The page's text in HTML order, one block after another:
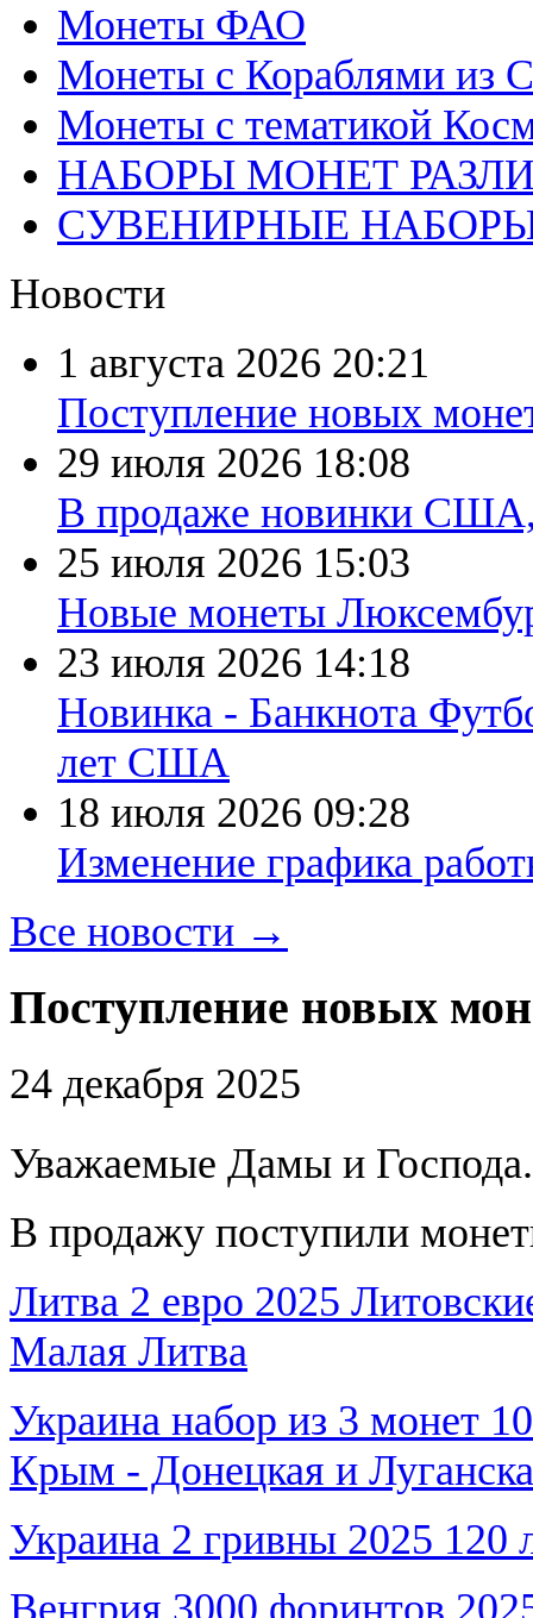
Монеты ФАО
Монеты с Кораблями из
Монеты с тематикой
НАБОРЫ МОНЕТ
СУВЕНИРНЫЕ
Новости
1 августа 2026 20:21
Поступление новых
29 июля 2026 18:08
В продаже новинки
25 июля 2026 15:03
Новые монеты
23 июля 2026 14:18
Новинка - Банкнота
лет США
18 июля 2026 09:28
Изменение графика
Все новости →
Поступление новых
24 декабря 2025
Уважаемые Дамы и Господа.
В продажу поступили
Литва 2 евро 2025
Малая Литва
Украина набор из 3 монет
Крым - Донецкая и
Украина 2 гривны 2025 120
Венгрия 3000 форинтов